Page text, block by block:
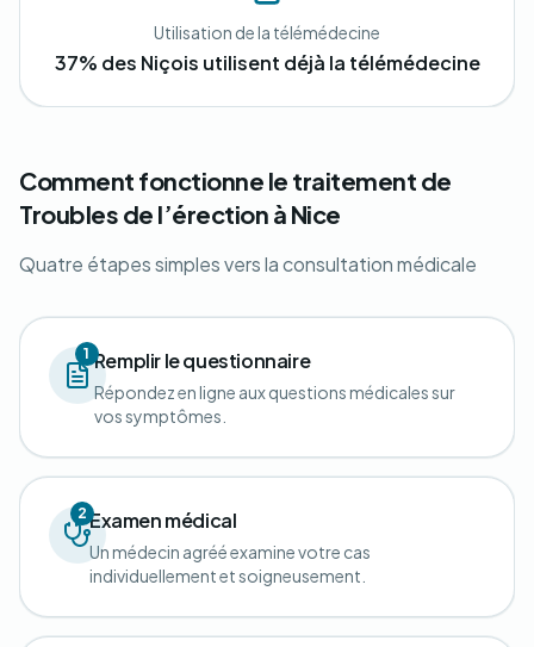
Utilisation de la télémédecine
37% des Niçois utilisent déjà la télémédecine
Comment fonctionne le traitement de
Troubles de l’érection à Nice
Quatre étapes simples vers la consultation médicale
1 Remplir le questionnaire
Répondez en ligne aux questions médicales sur
vos symptômes.
2Examen médical
Un médecin agréé examine votre cas
individuellement et soigneusement.